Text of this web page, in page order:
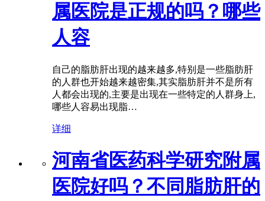
属医院是正规的吗？哪些
人容
自己的脂肪肝出现的越来越多,特别是一些脂肪肝
的人群也开始越来越密集,其实脂肪肝并不是所有
人都会出现的,主要是出现在一些特定的人群身上,
哪些人容易出现脂…
详细
河南省医药科学研究附属
医院好吗？不同脂肪肝的